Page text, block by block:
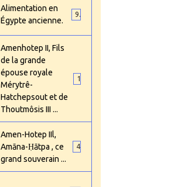
Alimentation en
Égypte ancienne.
9
Amenhotep II, Fils
de la grande
épouse royale
Mérytrê-
Hatchepsout et de
Thoutmôsis III ...
Amen-Hotep IIl,
Amāna-Ḥātpa , ce
grand souverain ...
4